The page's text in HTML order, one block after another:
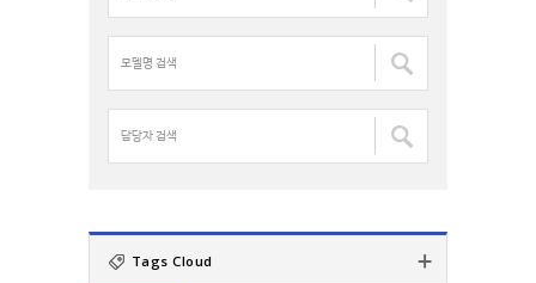
명
색
:
델
명
:자
:
Tags Cloud